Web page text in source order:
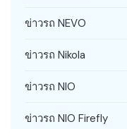
ข่าวรถ NEVO
ข่าวรถ Nikola
ข่าวรถ NIO
ข่าวรถ NIO Firefly